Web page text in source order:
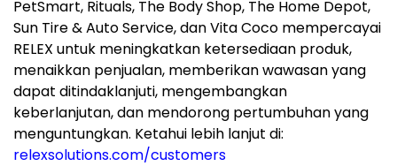
PetSmart, Rituals, The Body Shop, The Home Depot,
Sun Tire & Auto Service, dan Vita Coco mempercayai
RELEX untuk meningkatkan ketersediaan produk,
menaikkan penjualan, memberikan wawasan yang
dapat ditindaklanjuti, mengembangkan
keberlanjutan, dan mendorong pertumbuhan yang
menguntungkan. Ketahui lebih lanjut di:
relexsolutions.com/customers